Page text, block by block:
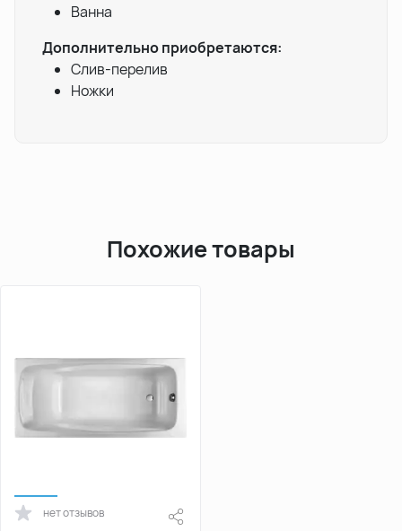
Ванна
Дополнительно приобретаются:
Слив-перелив
Ножки
Похожие товары
нет отзывов